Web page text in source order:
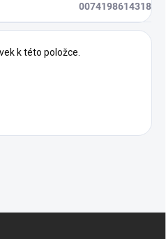
0074198614318
k této položce.